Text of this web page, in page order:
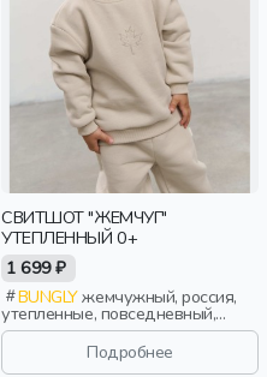
СВИТШОТ "ЖЕМЧУГ"
УТЕПЛЕННЫЙ 0+
1 699 ₽
BUNGLYжемчужный, россия,
утепленные, повседневный,
малыши, дети
Подробнее